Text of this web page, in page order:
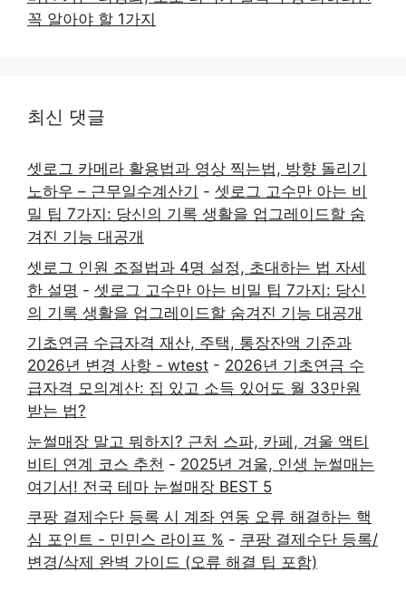
꼭 알아야 할 1가지
최신 댓글
셋로그 카메라 활용법과 영상 찍는법, 방향 돌리기
노하우 – 근무일수계산기 - 셋로그 고수만 아는 비
밀 팁 7가지: 당신의 기록 생활을 업그레이드할 숨
겨진 기능 대공개
셋로그 인원 조절법과 4명 설정, 초대하는 법 자세
한 설명 - 셋로그 고수만 아는 비밀 팁 7가지: 당신
의 기록 생활을 업그레이드할 숨겨진 기능 대공개
기초연금 수급자격 재산, 주택, 통장잔액 기준과
2026년 변경 사항 - wtest - 2026년 기초연금 수
급자격 모의계산: 집 있고 소득 있어도 월 33만원
받는 법?
눈썰매장 말고 뭐하지? 근처 스파, 카페, 겨울 액티
비티 연계 코스 추천 - 2025년 겨울, 인생 눈썰매는
여기서! 전국 테마 눈썰매장 BEST 5
쿠팡 결제수단 등록 시 계좌 연동 오류 해결하는 핵
심 포인트 - 민민스 라이프 % - 쿠팡 결제수단 등록/
변경/삭제 완벽 가이드 (오류 해결 팁 포함)